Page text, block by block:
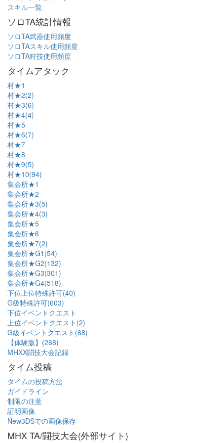
スキル一覧
ソロTA統計情報
ソロTA武器使用頻度
ソロTAスキル使用頻度
ソロTA狩技使用頻度
タイムアタック
村★1
村★2(2)
村★3(6)
村★4(4)
村★5
村★6(7)
村★7
村★8
村★9(5)
村★10(94)
集会所★1
集会所★2
集会所★3(5)
集会所★4(3)
集会所★5
集会所★6
集会所★7(2)
集会所★G1(54)
集会所★G2(132)
集会所★G3(301)
集会所★G4(518)
下位上位特殊許可(40)
G級特殊許可(603)
下位イベントクエスト
上位イベントクエスト(2)
G級イベントクエスト(68)
【体験版】(268)
MHXX闘技大会記録
タイム投稿
タイムの投稿方法
ガイドライン
制限の注意
証明画像
New3DSでの画像保存
MHX TA/闘技大会(外部サイト)